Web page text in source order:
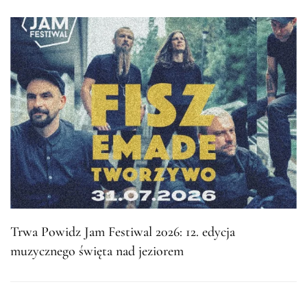
Trwa Powidz Jam Festiwal 2026: 12. edycja
muzycznego święta nad jeziorem